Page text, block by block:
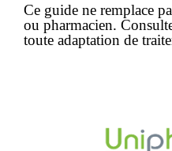
Ce guide ne remplace
ou pharmacien.
toute adaptation de